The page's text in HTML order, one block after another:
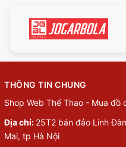
THÔNG TIN CHUNG
Shop Web Thể Thao - Mua đồ
Địa chỉ: 25T2 bán đảo Linh
Mai, tp Hà Nội